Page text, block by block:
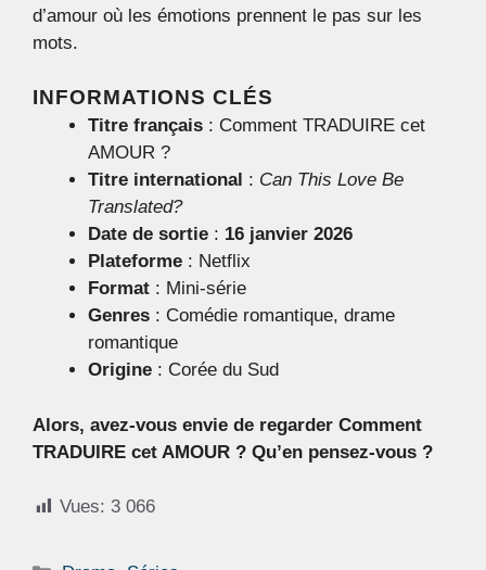
d’amour où les émotions prennent le pas sur les
mots.
INFORMATIONS CLÉS
Titre français : Comment TRADUIRE cet
AMOUR ?
Titre international : Can This Love Be
Translated?
Date de sortie : 16 janvier 2026
Plateforme : Netflix
Format : Mini-série
Genres : Comédie romantique, drame
romantique
Origine : Corée du Sud
Alors, avez-vous envie de regarder Comment
TRADUIRE cet AMOUR ? Qu’en pensez-vous ?
Vues: 3 066